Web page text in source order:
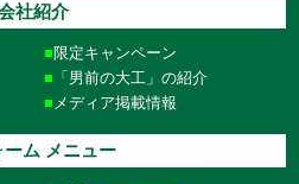
社紹介
限定キャンペーン
「男前の大工」の紹介
メディア掲載情報
ーム メニュー